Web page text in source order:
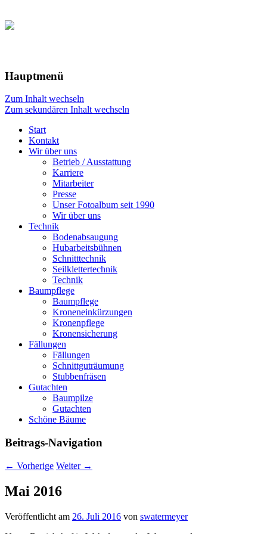
Hauptmenü
Zum Inhalt wechseln
Zum sekundären Inhalt wechseln
Start
Kontakt
Wir über uns
Betrieb / Ausstattung
Karriere
Mitarbeiter
Presse
Unser Fotoalbum seit 1990
Wir über uns
Technik
Bodenabsaugung
Hubarbeitsbühnen
Schnitttechnik
Seilklettertechnik
Technik
Baumpflege
Baumpflege
Kroneneinkürzungen
Kronenpflege
Kronensicherung
Fällungen
Fällungen
Schnittguträumung
Stubbenfräsen
Gutachten
Baumpilze
Gutachten
Schöne Bäume
Beitrags-Navigation
← Vorherige Weiter →
Mai 2016
Veröffentlicht am 26. Juli 2016 von swatermeyer